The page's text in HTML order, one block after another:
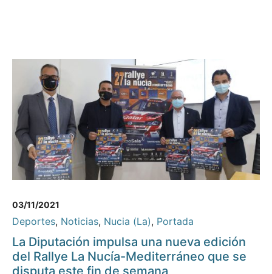
03/11/2021
Deportes, Noticias, Nucia (La), Portada
La Diputación impulsa una nueva edición
del Rallye La Nucía-Mediterráneo que se